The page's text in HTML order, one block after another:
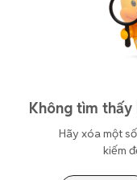
Không tìm thấy
Hãy xóa một
kiếm